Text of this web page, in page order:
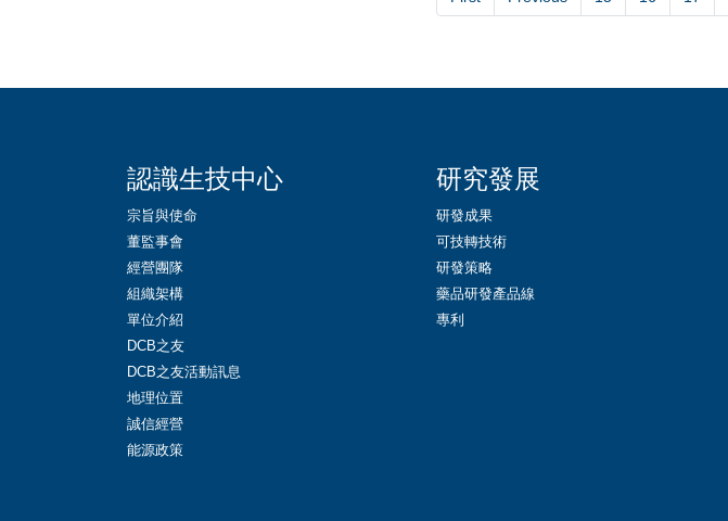
認識生技中心
宗旨與使命
董監事會
經營團隊
組織架構
單位介紹
DCB之友
DCB之友活動訊息
地理位置
誠信經營
能源政策
研究發展
研發成果
可技轉技術
研發策略
藥品研發產品線
專利